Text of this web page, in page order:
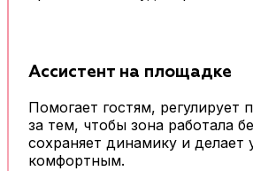
Ассистент на площадке
Помогает гостям, регулирует
за тем, чтобы зона работала
сохраняет динамику и делает
комфортным.